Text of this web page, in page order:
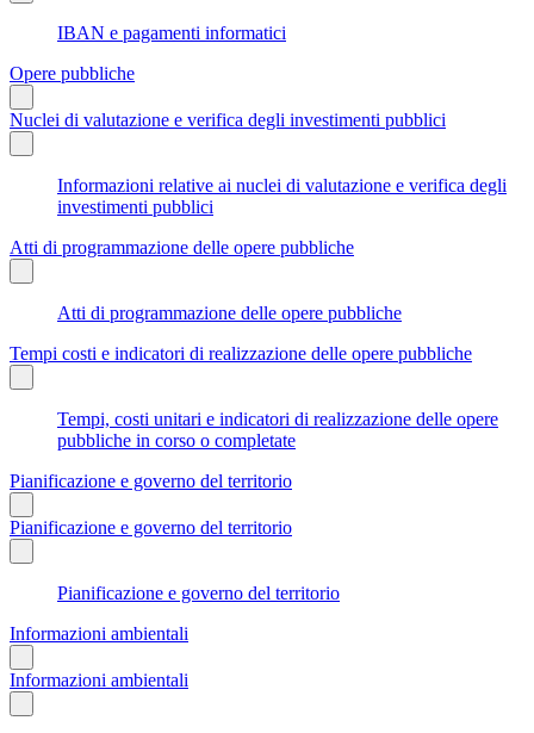
IBAN e pagamenti informatici
Opere pubbliche
Nuclei di valutazione e verifica degli investimenti pubblici
Informazioni relative ai nuclei di valutazione e verifica degli
investimenti pubblici
Atti di programmazione delle opere pubbliche
Atti di programmazione delle opere pubbliche
Tempi costi e indicatori di realizzazione delle opere pubbliche
Tempi, costi unitari e indicatori di realizzazione delle opere
pubbliche in corso o completate
Pianificazione e governo del territorio
Pianificazione e governo del territorio
Pianificazione e governo del territorio
Informazioni ambientali
Informazioni ambientali